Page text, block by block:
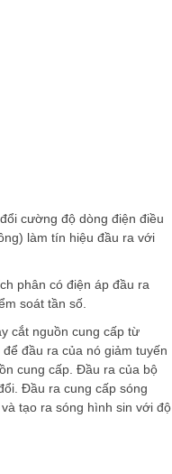
cường độ dòng điện điều
làm tín hiệu đầu ra với
phân có điện áp đầu ra
soát tần số.
cắt nguồn cung cấp từ
đầu ra của nó giảm tuyến
cung cấp. Đầu ra của bộ
Đầu ra cung cấp sóng
tạo ra sóng hình sin với độ